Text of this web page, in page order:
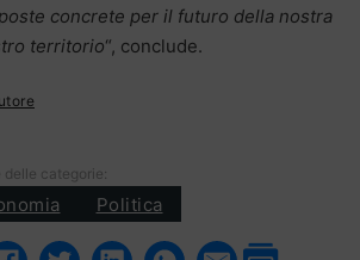
concrete per il futuro della nostra
territorio“, conclude.
delle categorie:
Politica